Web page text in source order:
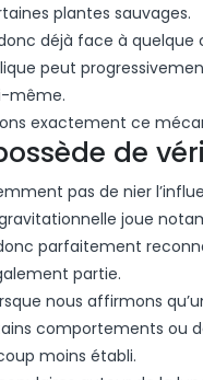
plantes sauvages.
déjà face à quelque
peut
même.
exactement ce
de
pas de nier
joue
parfaitement
partie.
nous affirmons
comportements ou
moins établi.